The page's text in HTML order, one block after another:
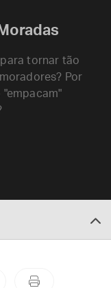
tornar tão
Por